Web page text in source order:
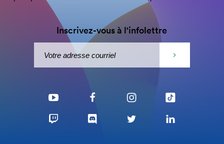
Inscrivez-vous à l'infolettre